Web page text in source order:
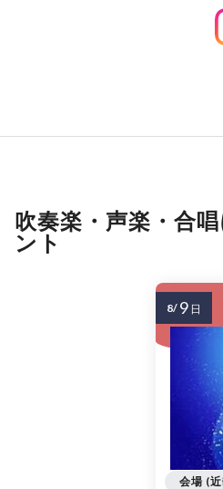
吹奏楽・声楽・合
ント
会場 (
8/ 9 日